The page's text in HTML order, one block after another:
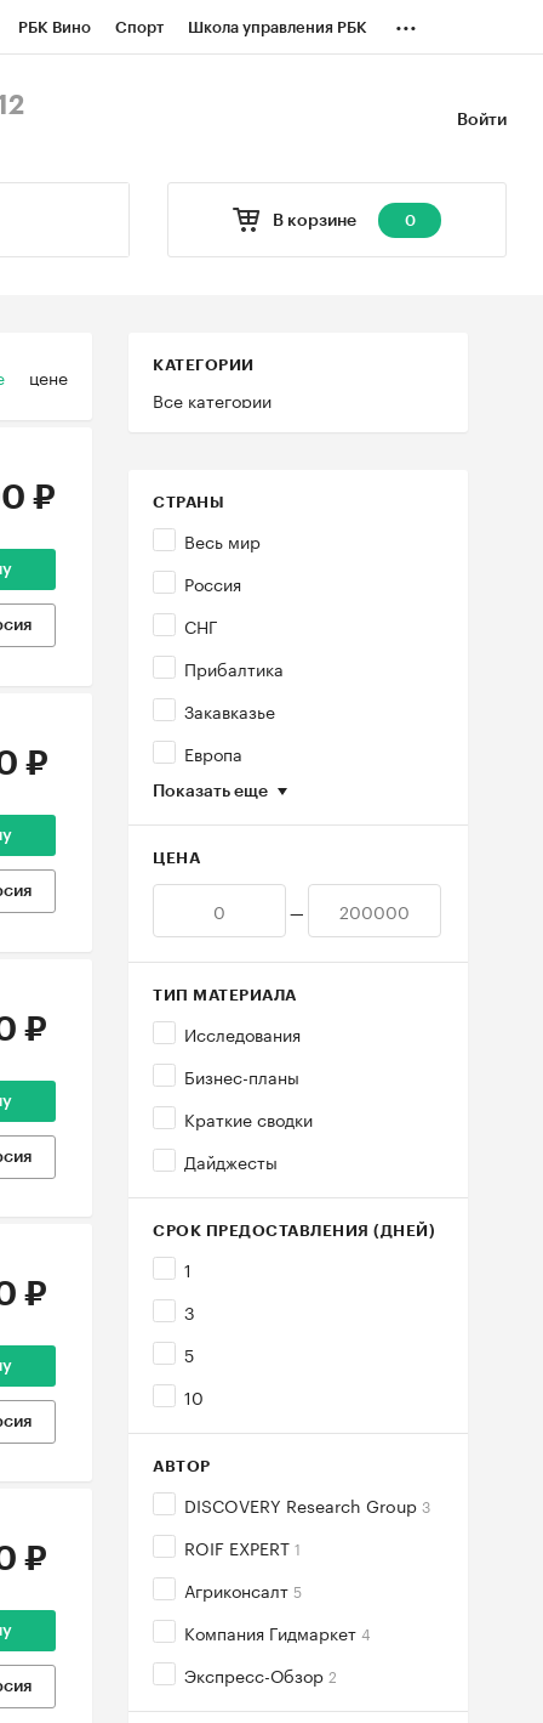
РБК Вино Спорт Школа управления РБК ...
Войти
В корзине 0
цене КАТЕГОРИИ
Все категории
СТРАНЫ
Весь мир
Россия
СНГ
Прибалтика
Закавказье
Европа
Показать еще
ЦЕНА
—
ТИП МАТЕРИАЛА
Исследования
Бизнес-планы
Краткие сводки
Дайджесты
СРОК ПРЕДОСТАВЛЕНИЯ (ДНЕЙ)
1
3
5
10
АВТОР
DISCOVERY Research Group 3
ROIF EXPERT 1
Агриконсалт 5
Компания Гидмаркет 4
Экспресс-Обзор 2
₽
₽
₽
₽
₽